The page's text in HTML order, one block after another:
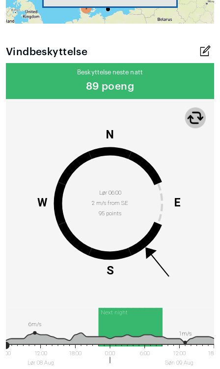
Vindbeskyttelse
Beskyttelse neste natt
89 poeng
Lør 06:00
2 m/s from SE
95 points
N
E
S
W
Next night
6:00
12:00
Lør 08 Aug
18:00 0:00 6:00
12:00
Søn 09 Aug
6m/s
1m/s